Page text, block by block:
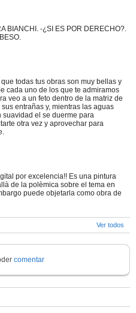
BIANCHI. -¿SI ES POR DERECHO?.
todas tus obras son muy bellas y
cada uno de los que te admiramos
veo a un feto dentro de la matriz de
entrañas y, mientras las aguas
el se duerme para
otra vez y aprovechar para
por excelencia!! Es una pintura
de la polèmica sobre el tema en
puede objetarla como obra de
Ver todos
comentar